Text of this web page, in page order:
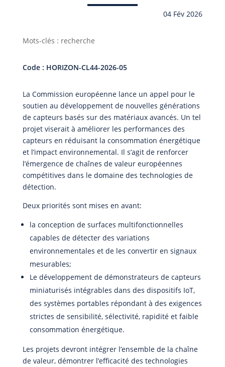
04 Fév 2026
Mots-clés : recherche
Code : HORIZON-CL44-2026-05
La Commission européenne lance un appel pour le
soutien au développement de nouvelles générations
de capteurs basés sur des matériaux avancés. Un tel
projet viserait à améliorer les performances des
capteurs en réduisant la consommation énergétique
et l’impact environnemental. Il s’agit de renforcer
l’émergence de chaînes de valeur européennes
compétitives dans le domaine des technologies de
détection.
Deux priorités sont mises en avant:
la conception de surfaces multifonctionnelles
capables de détecter des variations
environnementales et de les convertir en signaux
mesurables;
Le développement de démonstrateurs de capteurs
miniaturisés intégrables dans des dispositifs IoT,
des systèmes portables répondant à des exigences
strictes de sensibilité, sélectivité, rapidité et faible
consommation énergétique.
Les projets devront intégrer l’ensemble de la chaîne
de valeur, démontrer l’efficacité des technologies